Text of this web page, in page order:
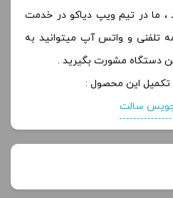
، ما در تیم ویپ دیاکو در خدمت
تلفنی و واتس آپ میتوانید به
دستگاه مشورت بگیرید .
تکمیل این محصول :
سالت